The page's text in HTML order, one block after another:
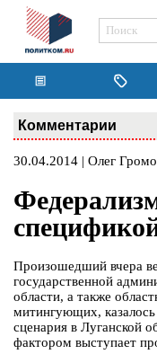
Комментарии
30.04.2014 | Олег
Произошедший вчера
государственной
области, а также
митингующих,
сценария в Луганской
фактором выступает